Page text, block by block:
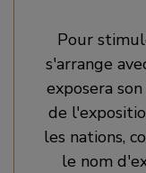
Pour
s'arrange
exposera
de
les nations,
le nom